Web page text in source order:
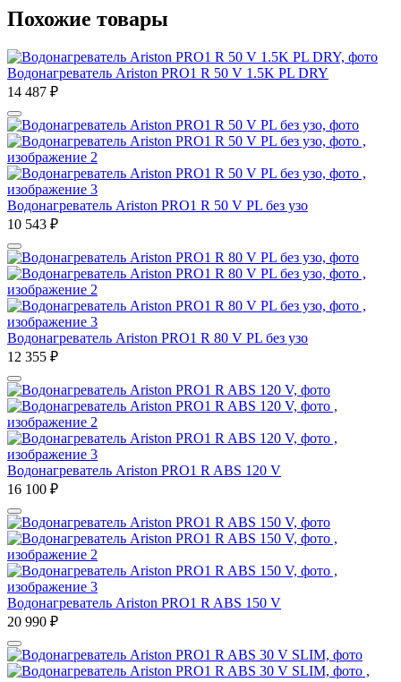
Похожие товары
Водонагреватель Ariston PRO1 R 50 V 1.5K PL DRY
14 487 ₽
Водонагреватель Ariston PRO1 R 50 V PL без узо
10 543 ₽
Водонагреватель Ariston PRO1 R 80 V PL без узо
12 355 ₽
Водонагреватель Ariston PRO1 R ABS 120 V
16 100 ₽
Водонагреватель Ariston PRO1 R ABS 150 V
20 990 ₽